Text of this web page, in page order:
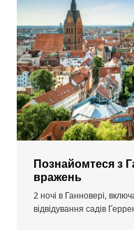
Познайомтеся з
вражень
2 ночі в Ганновері,
відвідування садів